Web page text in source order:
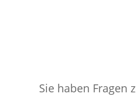
Sie haben Fragen